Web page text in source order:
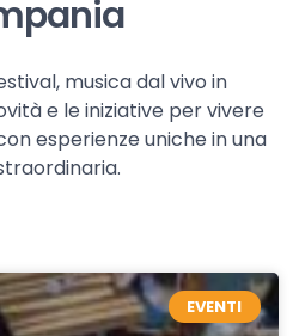
musica dal vivo in
e le iniziative per vivere
esperienze uniche in una
EVENTI